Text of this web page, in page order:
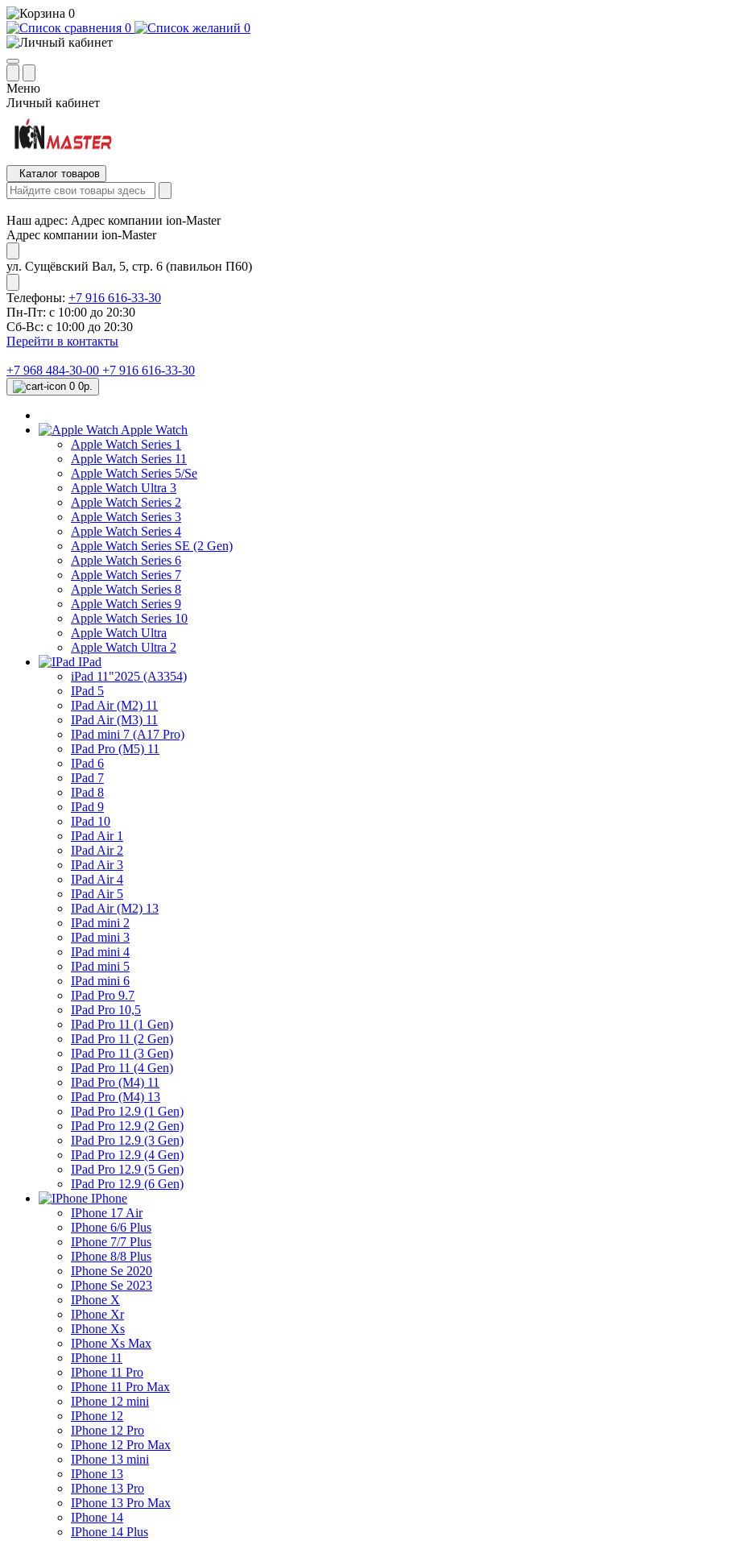
0
0
0
Меню
Личный кабинет
Каталог товаров
Наш адрес: Адрес компании ion-Master
Адрес компании ion-Master
ул. Сущёвский Вал, 5, стр. 6 (павильон П60)
Телефоны: +7 916 616-33-30
Пн-Пт: с 10:00 до 20:30
Сб-Вс: с 10:00 до 20:30
Перейти в контакты
+7 968 484-30-00 +7 916 616-33-30
0 0р.
Apple Watch
Apple Watch Series 1
Apple Watch Series 11
Apple Watch Series 5/Se
Apple Watch Ultra 3
Apple Watch Series 2
Apple Watch Series 3
Apple Watch Series 4
Apple Watch Series SE (2 Gen)
Apple Watch Series 6
Apple Watch Series 7
Apple Watch Series 8
Apple Watch Series 9
Apple Watch Series 10
Apple Watch Ultra
Apple Watch Ultra 2
IPad
iPad 11"2025 (A3354)
IPad 5
IPad Air (M2) 11
IPad Air (M3) 11
IPad mini 7 (A17 Pro)
IPad Pro (M5) 11
IPad 6
IPad 7
IPad 8
IPad 9
IPad 10
IPad Air 1
IPad Air 2
IPad Air 3
IPad Air 4
IPad Air 5
IPad Air (M2) 13
IPad mini 2
IPad mini 3
IPad mini 4
IPad mini 5
IPad mini 6
IPad Pro 9.7
IPad Pro 10,5
IPad Pro 11 (1 Gen)
IPad Pro 11 (2 Gen)
IPad Pro 11 (3 Gen)
IPad Pro 11 (4 Gen)
IPad Pro (M4) 11
IPad Pro (M4) 13
IPad Pro 12.9 (1 Gen)
IPad Pro 12.9 (2 Gen)
IPad Pro 12.9 (3 Gen)
IPad Pro 12.9 (4 Gen)
IPad Pro 12.9 (5 Gen)
IPad Pro 12.9 (6 Gen)
IPhone
IPhone 17 Air
IPhone 6/6 Plus
IPhone 7/7 Plus
IPhone 8/8 Plus
IPhone Se 2020
IPhone Se 2023
IPhone X
IPhone Xr
IPhone Xs
IPhone Xs Max
IPhone 11
IPhone 11 Pro
IPhone 11 Pro Max
IPhone 12 mini
IPhone 12
IPhone 12 Pro
IPhone 12 Pro Max
IPhone 13 mini
IPhone 13
IPhone 13 Pro
IPhone 13 Pro Max
IPhone 14
IPhone 14 Plus